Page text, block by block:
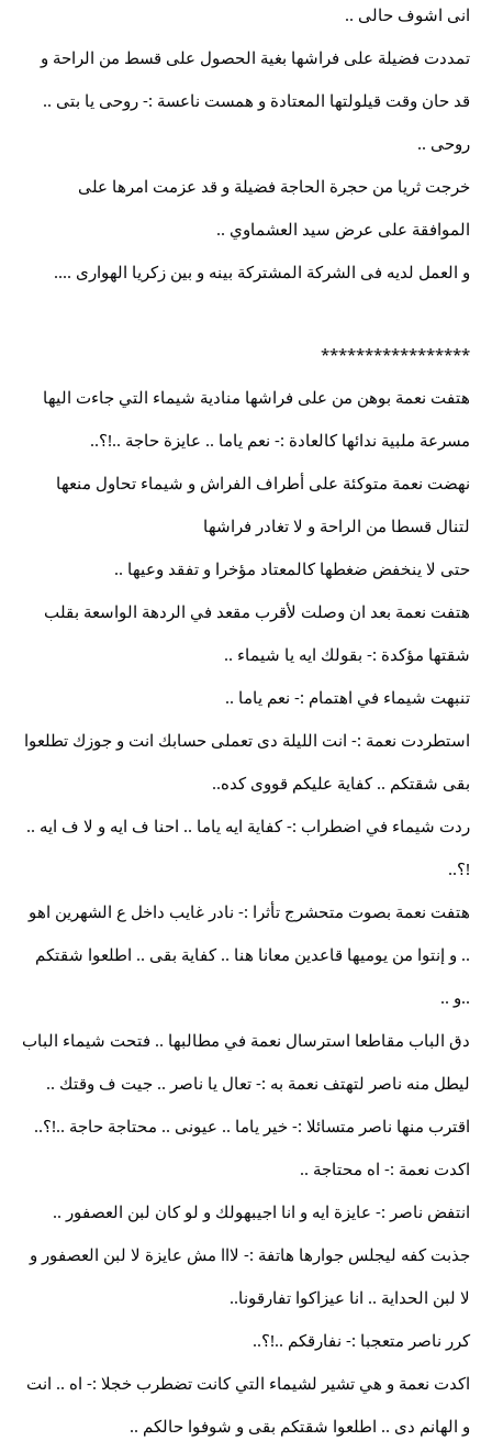
انى اشوف حالى ..
تمددت فضيلة على فراشها بغية الحصول على قسط من الراحة و
قد حان وقت قيلولتها المعتادة و همست ناعسة :- روحى يا بتى ..
روحى ..
خرجت ثريا من حجرة الحاجة فضيلة و قد عزمت امرها على
الموافقة على عرض سيد العشماوي ..
و العمل لديه فى الشركة المشتركة بينه و بين زكريا الهوارى ....
*****************
هتفت نعمة بوهن من على فراشها منادية شيماء التي جاءت اليها
مسرعة ملبية ندائها كالعادة :- نعم ياما .. عايزة حاجة ..!؟..
نهضت نعمة متوكئة على أطراف الفراش و شيماء تحاول منعها
لتنال قسطا من الراحة و لا تغادر فراشها
حتى لا ينخفض ضغطها كالمعتاد مؤخرا و تفقد وعيها ..
هتفت نعمة بعد ان وصلت لأقرب مقعد في الردهة الواسعة بقلب
شقتها مؤكدة :- بقولك ايه يا شيماء ..
تنبهت شيماء في اهتمام :- نعم ياما ..
استطردت نعمة :- انت الليلة دى تعملى حسابك انت و جوزك تطلعوا
بقى شقتكم .. كفاية عليكم قووى كده..
ردت شيماء في اضطراب :- كفاية ايه ياما .. احنا ف ايه و لا ف ايه ..
!؟..
هتفت نعمة بصوت متحشرج تأثرا :- نادر غايب داخل ع الشهرين اهو
.. و إنتوا من يوميها قاعدين معانا هنا .. كفاية بقى .. اطلعوا شقتكم
..و ..
دق الباب مقاطعا استرسال نعمة في مطالبها .. فتحت شيماء الباب
ليطل منه ناصر لتهتف نعمة به :- تعال يا ناصر .. جيت ف وقتك ..
اقترب منها ناصر متسائلا :- خير ياما .. عيونى .. محتاجة حاجة ..!؟..
اكدت نعمة :- اه محتاجة ..
انتفض ناصر :- عايزة ايه و انا اجيبهولك و لو كان لبن العصفور ..
جذبت كفه ليجلس جوارها هاتفة :- لااا مش عايزة لا لبن العصفور و
لا لبن الحداية .. انا عيزاكوا تفارقونا..
كرر ناصر متعجبا :- نفارقكم ..!؟..
اكدت نعمة و هي تشير لشيماء التي كانت تضطرب خجلا :- اه .. انت
و الهانم دى .. اطلعوا شقتكم بقى و شوفوا حالكم ..